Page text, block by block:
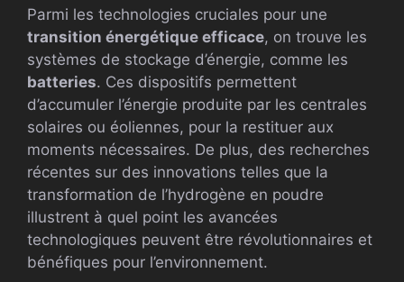
Parmi les technologies cruciales pour une
transition énergétique efficace, on trouve les
systèmes de stockage d’énergie, comme les
batteries. Ces dispositifs permettent
d’accumuler l’énergie produite par les centrales
solaires ou éoliennes, pour la restituer aux
moments nécessaires. De plus, des recherches
récentes sur des innovations telles que la
transformation de l’hydrogène en poudre
illustrent à quel point les avancées
technologiques peuvent être révolutionnaires et
bénéfiques pour l’environnement.